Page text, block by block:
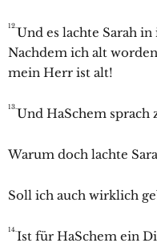
12.Und es lachte Sarah
Nachdem ich alt
mein Herr ist alt!
13.Und HaSchem sprach
Warum doch lachte
Soll ich auch wirklich
14.Ist für HaSchem ein